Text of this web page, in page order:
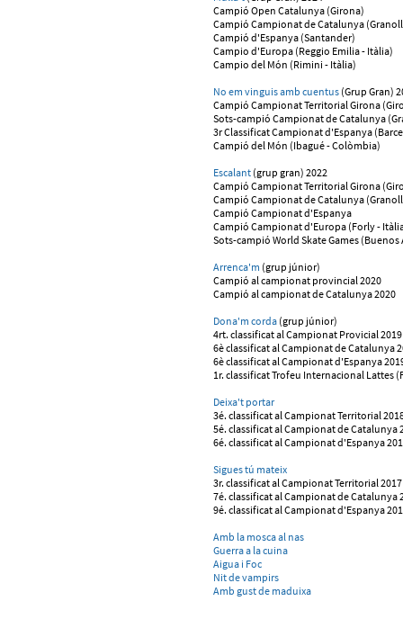
Campió Open Catalunya (Girona)
Campió Campionat de Catalunya
Campió d'Espanya (Santander)
Campio d'Europa (Reggio Emilia - Itàlia)
Campio del Món (Rimini - Itàlia)
No em vinguis amb cuentus(Grup Gran)
Campió Campionat Territorial Girona
Sots-campió Campionat de Catalunya
3r Classificat Campionat d'Espanya
Campió del Món (Ibagué - Colòmbia)
Escalant(grup gran) 2022
Campió Campionat Territorial Girona
Campió Campionat de Catalunya
Campió Campionat d'Espanya
Campió Campionat d'Europa (Forly -
Sots-campió World Skate Games
Arrenca'm (grup júnior)
Campió al campionat provincial 2020
Campió al campionat de Catalunya 2020
Dona'm corda(grup júnior)
4rt. classificat al Campionat Provicial 2019
6è classificat al Campionat de Catalunya
6è classificat al Campionat d'Espanya
1r. classificat Trofeu Internacional Lattes
Deixa't portar
3é. classificat al Campionat Territorial
5é. classificat al Campionat de Catalunya
6é. classificat al Campionat d'Espanya
Sigues tú mateix
3r. classificat al Campionat Territorial 2017
7é. classificat al Campionat de Catalunya
9é. classificat al Campionat d'Espanya
Amb la mosca al nas
Guerra a la cuina
Aigua i Foc
Nit de vampirs
Amb gust de maduixa